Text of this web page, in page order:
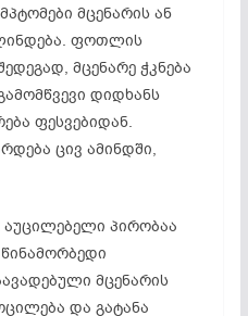
მცენარის ან
ფოთლის
მცენარე ჭკნება
დიდხანს
ფესვებიდან.
ცივ ამინდში,
აუცილებელი პირობაა
მცენარის
და გატანა